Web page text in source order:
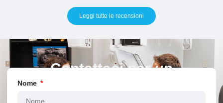
Leggi tutte le recensioni
Contattaci per un
Nome